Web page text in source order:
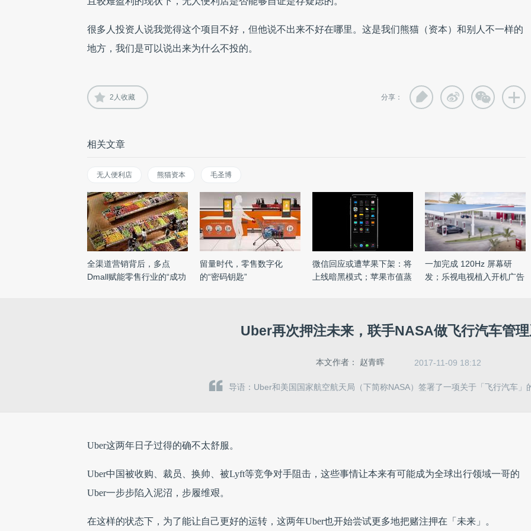
很多人投资人说我觉得这个项目不好，但他说不出来不好在哪里。这是我们熊猫（资本）和别人不一样的
地方，我们是可以说出来为什么不投的。
2 人收藏 分享：
相关文章
无人便利店 熊猫资本 毛圣博
全渠道营销背后，多点
Dmall赋能零售行业的“成功
留量时代，零售数字化
的“密码钥匙”
微信回应或遭苹果下架：将
上线暗黑模式；苹果市值蒸
一加完成 120Hz 屏幕研
发；乐视电视植入开机广告
Uber再次押注未来，联手NASA做飞行汽车管
本文作者： 赵青晖 2017-11-09 18:12
导语：Uber和美国国家航空航天局（下简称NASA）签署了一项关于「飞行汽车」
Uber这两年日子过得的确不太舒服。
Uber中国被收购、裁员、换帅、被Lyft等竞争对手阻击，这些事情让本来有可能成为全球出行领域一哥的
Uber一步步陷入泥沼，步履维艰。
在这样的状态下，为了能让自己更好的运转，这两年Uber也开始尝试更多地把赌注押在「未来」。